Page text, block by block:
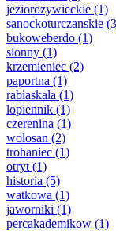
jeziorozywieckie (1)
sanockoturczanskie
bukoweberdo (1)
slonny (1)
krzemieniec (2)
paportna (1)
rabiaskala (1)
lopiennik (1)
czerenina (1)
wolosan (2)
trohaniec (1)
otryt (1)
historia (5)
watkowa (1)
jaworniki (1)
percakademikow (1)